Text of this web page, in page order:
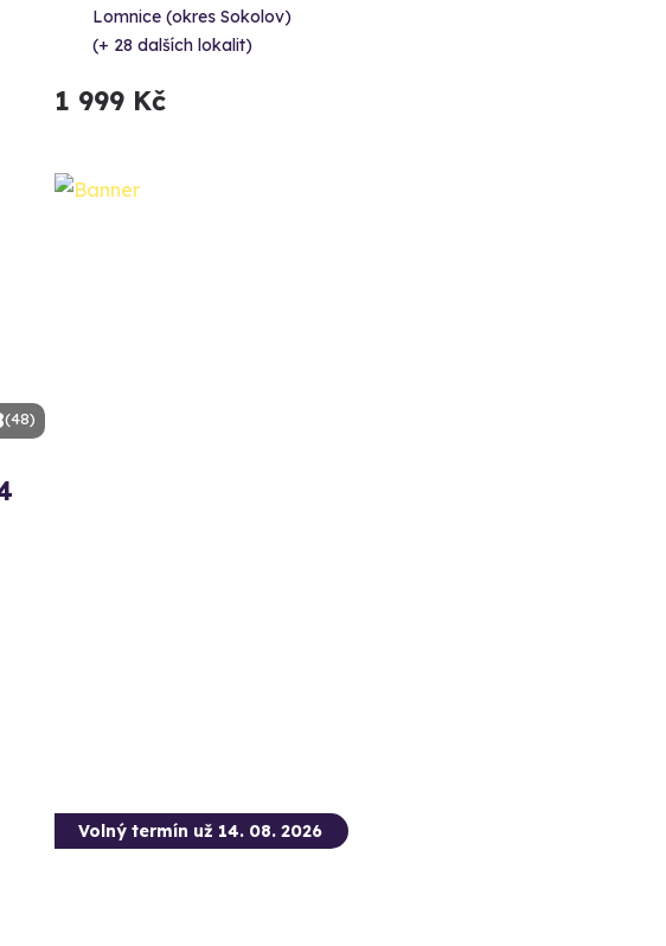
Lomnice (okres Sokolov)
(+ 28 dalších lokalit)
1 999 Kč
(48)
Volný termín už 14. 08. 2026